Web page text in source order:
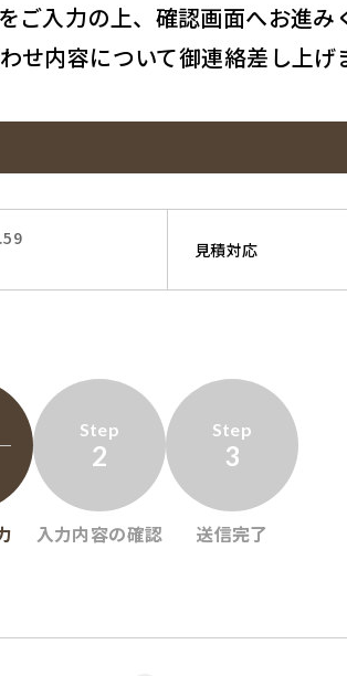
ご入力の上、 確認画面へお進み
せ内容について御連絡差し上げ
見積対応
Step
2
入力内容の確認
Step
3
送信完了